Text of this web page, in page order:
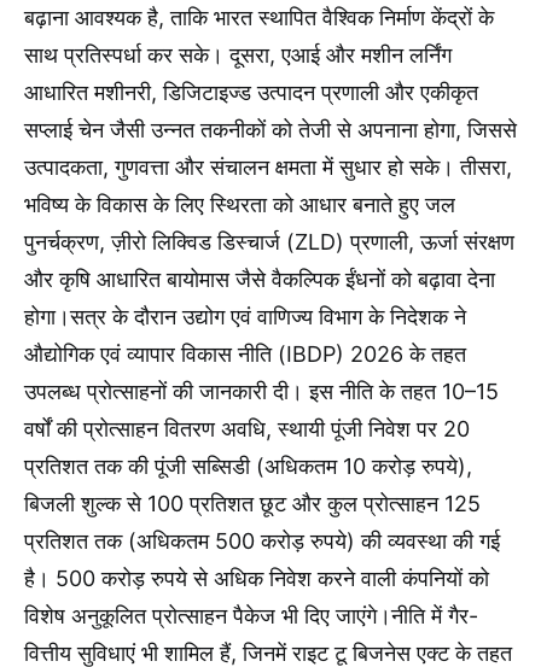
बढ़ाना आवश्यक है, ताकि भारत स्थापित वैश्विक निर्माण केंद्रों के
साथ प्रतिस्पर्धा कर सके। दूसरा, एआई और मशीन लर्निंग
आधारित मशीनरी, डिजिटाइज्ड उत्पादन प्रणाली और एकीकृत
सप्लाई चेन जैसी उन्नत तकनीकों को तेजी से अपनाना होगा, जिससे
उत्पादकता, गुणवत्ता और संचालन क्षमता में सुधार हो सके। तीसरा,
भविष्य के विकास के लिए स्थिरता को आधार बनाते हुए जल
पुनर्चक्रण, ज़ीरो लिक्विड डिस्चार्ज (ZLD) प्रणाली, ऊर्जा संरक्षण
और कृषि आधारित बायोमास जैसे वैकल्पिक ईंधनों को बढ़ावा देना
होगा।सत्र के दौरान उद्योग एवं वाणिज्य विभाग के निदेशक ने
औद्योगिक एवं व्यापार विकास नीति (IBDP) 2026 के तहत
उपलब्ध प्रोत्साहनों की जानकारी दी। इस नीति के तहत 10–15
वर्षों की प्रोत्साहन वितरण अवधि, स्थायी पूंजी निवेश पर 20
प्रतिशत तक की पूंजी सब्सिडी (अधिकतम 10 करोड़ रुपये),
बिजली शुल्क से 100 प्रतिशत छूट और कुल प्रोत्साहन 125
प्रतिशत तक (अधिकतम 500 करोड़ रुपये) की व्यवस्था की गई
है। 500 करोड़ रुपये से अधिक निवेश करने वाली कंपनियों को
विशेष अनुकूलित प्रोत्साहन पैकेज भी दिए जाएंगे।नीति में गैर-
वित्तीय सुविधाएं भी शामिल हैं, जिनमें राइट टू बिजनेस एक्ट के तहत